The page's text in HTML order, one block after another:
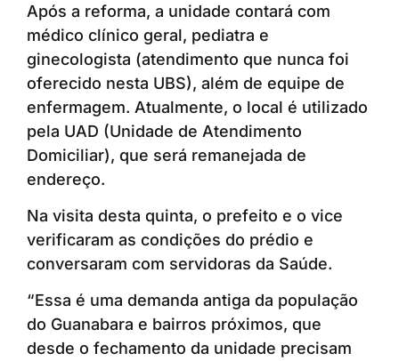
Após a reforma, a unidade contará com
médico clínico geral, pediatra e
ginecologista (atendimento que nunca foi
oferecido nesta UBS), além de equipe de
enfermagem. Atualmente, o local é utilizado
pela UAD (Unidade de Atendimento
Domiciliar), que será remanejada de
endereço.
Na visita desta quinta, o prefeito e o vice
verificaram as condições do prédio e
conversaram com servidoras da Saúde.
“Essa é uma demanda antiga da população
do Guanabara e bairros próximos, que
desde o fechamento da unidade precisam